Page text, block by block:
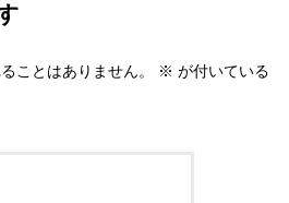
ことはありません。 ※ が付いている